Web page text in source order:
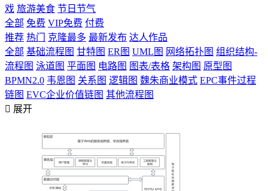
戏 旅游美食 节日节气
全部 免费 VIP免费 付费
推荐 热门 克隆最多 最新发布 达人作品
全部 基础流程图 甘特图 ER图 UML图 网络拓扑图 组织结构-
流程图 泳道图 平面图 电路图 图表/表格 架构图 原型图
BPMN2.0 韦恩图 关系图 逻辑图 魏朱商业模式 EPC事件过程
链图 EVC企业价值链图 其他流程图
 展开